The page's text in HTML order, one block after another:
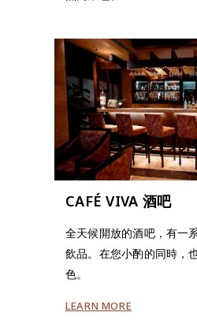
CAFÉ VIVA 酒吧
全天候開放的酒吧，有一
飲品。在您小酌的同時，
色。
LEARN MORE